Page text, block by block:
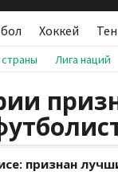
Хоккей
Лига наций
признан